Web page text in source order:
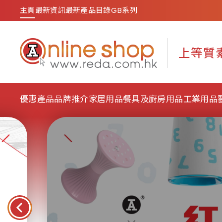
主頁最新資訊最新產品目錄GB系列
優惠產品品牌推介家居用品餐具及廚房用品工業用品